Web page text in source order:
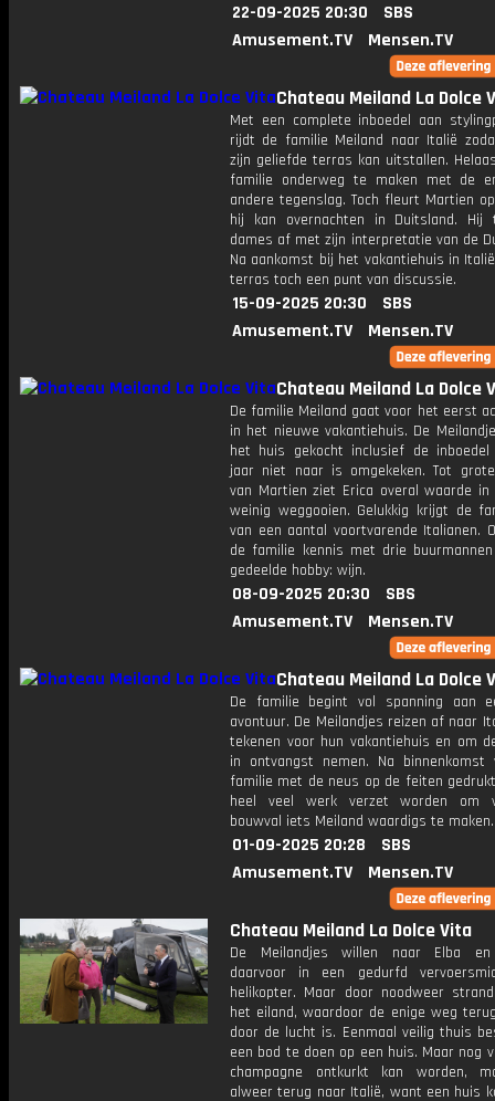
22-09-2025 20:30
SBS
Amusement.TV
Mensen.TV
Chateau Meiland La Dolce
Met een complete inboedel aan
rijdt de familie Meiland naar Italië
zijn geliefde terras kan uitstallen.
familie onderweg te maken met de
andere tegenslag. Toch fleurt Martien
hij kan overnachten in Duitsland.
dames af met zijn interpretatie van de
Na aankomst bij het vakantiehuis in
terras toch een punt van discussie.
15-09-2025 20:30
SBS
Amusement.TV
Mensen.TV
Chateau Meiland La Dolce
De familie Meiland gaat voor het eerst
in het nieuwe vakantiehuis. De
het huis gekocht inclusief de
jaar niet naar is omgekeken. Tot
van Martien ziet Erica overal waarde
weinig weggooien. Gelukkig krijgt de
van een aantal voortvarende Italianen.
de familie kennis met drie
gedeelde hobby: wijn.
08-09-2025 20:30
SBS
Amusement.TV
Mensen.TV
Chateau Meiland La Dolce
De familie begint vol spanning aan
avontuur. De Meilandjes reizen af naar
tekenen voor hun vakantiehuis en om
in ontvangst nemen. Na
familie met de neus op de feiten
heel veel werk verzet worden om
bouwval iets Meiland waardigs te maken.
01-09-2025 20:28
SBS
Amusement.TV
Mensen.TV
Chateau Meiland La Dolce Vita
De Meilandjes willen naar Elba en
daarvoor in een gedurfd
helikopter. Maar door noodweer
het eiland, waardoor de enige weg
door de lucht is. Eenmaal veilig thuis
een bod te doen op een huis. Maar nog
champagne ontkurkt kan worden,
alweer terug naar Italië, want een huis